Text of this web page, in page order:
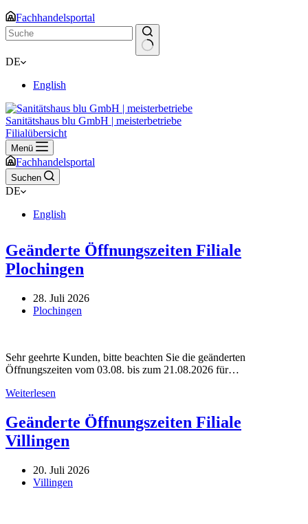
Fachhandelsportal
Keine
DE
English
Sanitätshaus blu GmbH | meisterbetriebe
Filialübersicht
Menü
Fachhandelsportal
Suchen
DE
English
Geänderte Öffnungszeiten Filiale
Plochingen
28. Juli 2026
Plochingen
Sehr geehrte Kunden, bitte beachten Sie die geänderten
Öffnungszeiten vom 03.08. bis zum 21.08.2026 für…
Weiterlesen
Filiale
Plochingen
Geänderte Öffnungszeiten Filiale
Villingen
20. Juli 2026
Villingen